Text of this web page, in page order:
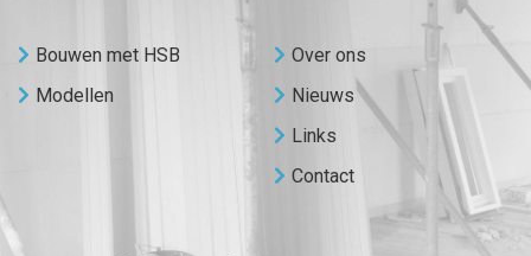
Bouwen met HSB
Modellen
Over ons
Nieuws
Links
Contact